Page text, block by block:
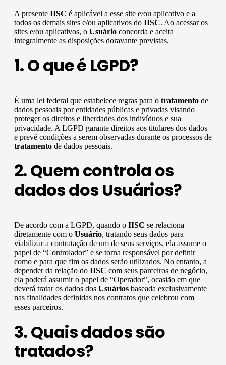
A presente IISC é aplicável a esse site e/ou aplicativo e a
todos os demais sites e/ou aplicativos do IISC. Ao acessar os
sites e/ou aplicativos, o Usuário concorda e aceita
integralmente as disposições doravante previstas.
1. O que é LGPD?
É uma lei federal que estabelece regras para o tratamento de
dados pessoais por entidades públicas e privadas visando
proteger os direitos e liberdades dos indivíduos e sua
privacidade. A LGPD garante direitos aos titulares dos dados
e prevê condições a serem observadas durante os processos de
tratamento de dados pessoais.
2. Quem controla os
dados dos Usuários?
De acordo com a LGPD, quando o IISC se relaciona
diretamente com o Usuário, tratando seus dados para
viabilizar a contratação de um de seus serviços, ela assume o
papel de “Controlador” e se torna responsável por definir
como e para que fim os dados serão utilizados. No entanto, a
depender da relação do IISC com seus parceiros de negócio,
ela poderá assumir o papel de “Operador”, ocasião em que
deverá tratar os dados dos Usuários baseada exclusivamente
nas finalidades definidas nos contratos que celebrou com
esses parceiros.
3. Quais dados são
tratados?